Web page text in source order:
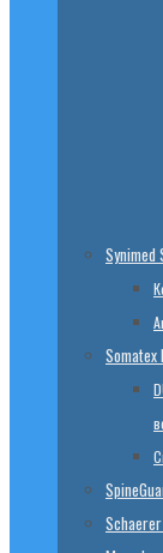
Synimed
Somatex